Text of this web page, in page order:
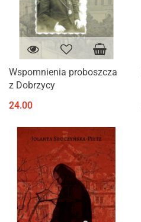
Wspomnienia proboszcza
z Dobrzycy
24.00